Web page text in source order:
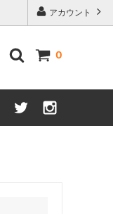
アカウント
0